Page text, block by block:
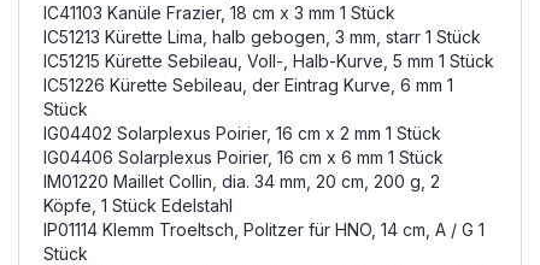
IC41103 Kanüle Frazier, 18 cm x 3 mm 1 Stück
IC51213 Kürette Lima, halb gebogen, 3 mm, starr 1 Stück
IC51215 Kürette Sebileau, Voll-, Halb-Kurve, 5 mm 1 Stück
IC51226 Kürette Sebileau, der Eintrag Kurve, 6 mm 1
Stück
IG04402 Solarplexus Poirier, 16 cm x 2 mm 1 Stück
IG04406 Solarplexus Poirier, 16 cm x 6 mm 1 Stück
IM01220 Maillet Collin, dia. 34 mm, 20 cm, 200 g, 2
Köpfe, 1 Stück Edelstahl
IP01114 Klemm Troeltsch, Politzer für HNO, 14 cm, A / G 1
Stück